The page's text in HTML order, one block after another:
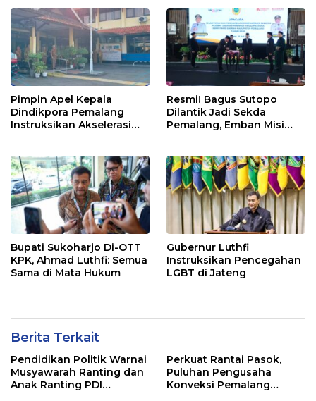
Pimpin Apel Kepala
Dindikpora Pemalang
Instruksikan Akselerasi
Resmi! Bagus Sutopo
Dilantik Jadi Sekda
Pemalang, Emban Misi
Bupati Sukoharjo Di-OTT
KPK, Ahmad Luthfi: Semua
Sama di Mata Hukum
Gubernur Luthfi
Instruksikan Pencegahan
LGBT di Jateng
Berita Terkait
Pendidikan Politik Warnai
Musyawarah Ranting dan
Anak Ranting PDI
Perkuat Rantai Pasok,
Puluhan Pengusaha
Konveksi Pemalang